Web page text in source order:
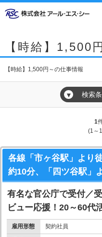
【時給】1,500
【時給】1,500円～の仕事情報
▼ 検索
1
(1～
各線「市ヶ谷駅」より
約10分、「四ツ谷駅」
有名な官公庁で受付／
ビュー応援！20～60代
雇用形態 契約社員